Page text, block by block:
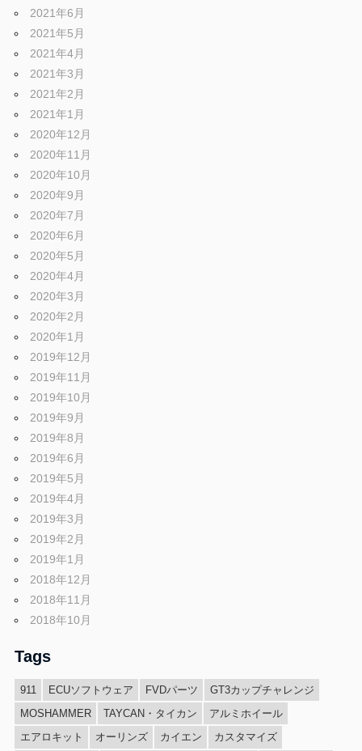
2021年6月
2021年5月
2021年4月
2021年3月
2021年2月
2021年1月
2020年12月
2020年11月
2020年10月
2020年9月
2020年7月
2020年6月
2020年5月
2020年4月
2020年3月
2020年2月
2020年1月
2019年12月
2019年11月
2019年10月
2019年9月
2019年8月
2019年6月
2019年5月
2019年4月
2019年3月
2019年2月
2019年1月
2018年12月
2018年11月
2018年10月
Tags
911 ECUソフトウェア FVDパーツ
GT3カップチャレンジ
MOSHAMMER
TAYCAN・タイカン
アルミホイール
エアロキット
オーリンズ カイエン カスタマイズ